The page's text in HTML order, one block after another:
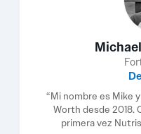
“Mi nombre es Mike
Worth desde 2018.
primera vez